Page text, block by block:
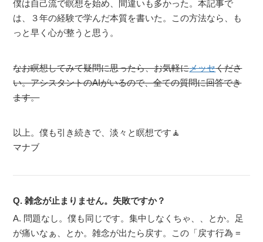
僕は自己流で瞑想を始め、間違いも多かった。本記事で
は、３年の経験で学んだ本質を書いた。この方法なら、も
っと早く心が整うと思う。
なお瞑想してみて疑問に思ったら、お気軽にメッセくださ
い。アシスタントのAIがいるので、全ての質問に回答でき
ます。
以上。僕も引き続きで、淡々と瞑想です🧘
マナブ
Q. 雑念が止まりません。失敗ですか？
A. 問題なし。僕も同じです。集中しなくちゃ、、とか。足
が痛いなぁ、とか。雑念が出たら戻す。この「戻す行為 =